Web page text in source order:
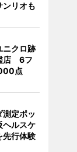
ンリオも
ニクロ跡
店 6フ
点
測定ポッ
ルスケ
先行体験